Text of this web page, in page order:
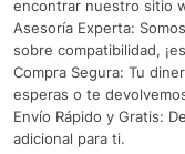
encontrar nuestro sitio
Asesoría Experta:
sobre compatibilidad,
Compra Segura: Tu
esperas o te
Envío Rápido y Gratis:
adicional para ti.